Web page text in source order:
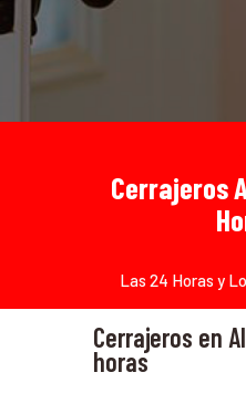
Cerrajeros
Las 24 Horas y
Cerrajeros en
horas